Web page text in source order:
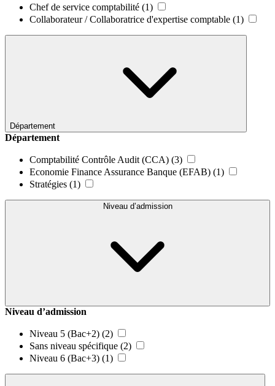
Chef de service comptabilité (1)
Collaborateur / Collaboratrice d'expertise comptable (1)
Département
Département
Comptabilité Contrôle Audit (CCA) (3)
Economie Finance Assurance Banque (EFAB) (1)
Stratégies (1)
Niveau d’admission
Niveau d’admission
Niveau 5 (Bac+2) (2)
Sans niveau spécifique (2)
Niveau 6 (Bac+3) (1)